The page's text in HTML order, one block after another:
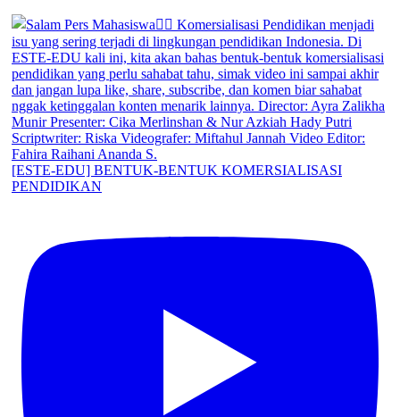
[ESTE-EDU] BENTUK-BENTUK KOMERSIALISASI
PENDIDIKAN